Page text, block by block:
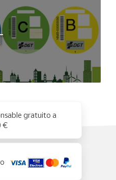
gratuito a
€